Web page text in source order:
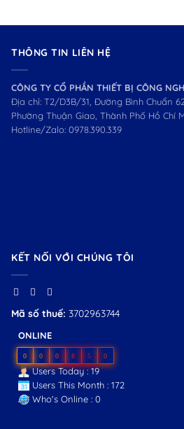
THÔNG TIN LIÊN HỆ
CÔNG TY CỔ PHẦN THIẾT BỊ CÔNG
Địa chỉ: T2/D3B/31, Đường Bình Chuẩn
Phường Thuận Giao, Thành Phố Hồ Chí
Hotline/Zalo: 0978.390.339
KẾT NỐI VỚI CHÚNG TÔI
Mã số thuế: 3702963744
ONLINE
0 0 0 8 5 0
Users Today : 19
Users This Month : 172
Who's Online : 0